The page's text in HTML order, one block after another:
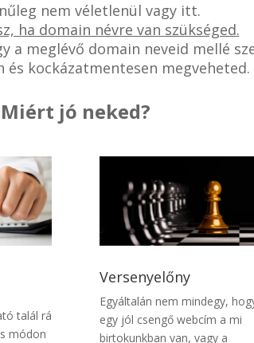
nem véletlenül vagy itt.
ha domain névre van szükséged.
a meglévő domain neveid mellé
és kockázatmentesen megveheted.
Miért jó neked?
talál rá
módon
Versenyelőny
Egyáltalán nem mindegy,
egy jól csengő webcím a mi
birtokunkban van, vagy a